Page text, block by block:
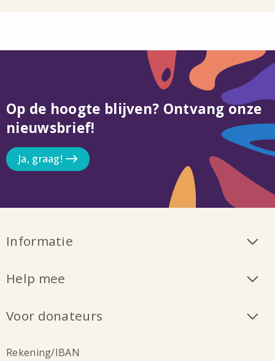
Op de hoogte blijven? Ontvang onze
nieuwsbrief!
Ja, graag!
Informatie
Help mee
Voor donateurs
Rekening/IBAN